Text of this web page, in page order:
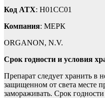
Код ATX: H01CC01
Компания: МЕРК
ORGANON, N.V.
Срок годности и условия
Препарат следует хранить в
защищенном от света месте
замораживать. Срок годности